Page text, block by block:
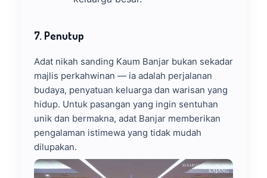
7. Penutup
Adat nikah sanding Kaum Banjar bukan sekadar
majlis perkahwinan — ia adalah perjalanan
budaya, penyatuan keluarga dan warisan yang
hidup. Untuk pasangan yang ingin sentuhan
unik dan bermakna, adat Banjar memberikan
pengalaman istimewa yang tidak mudah
dilupakan.